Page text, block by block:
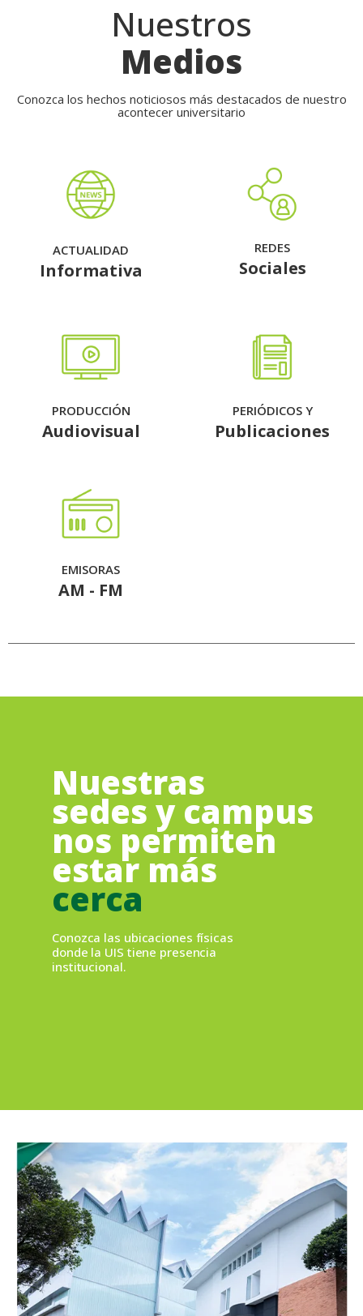
Nuestros
Medios
Conozca los hechos noticiosos más destacados de nuestro
acontecer universitario
ACTUALIDAD
Informativa
REDES
Sociales
PRODUCCIÓN
Audiovisual
PERIÓDICOS Y
Publicaciones
EMISORAS
AM - FM
Nuestras
sedes y campus
nos permiten
estar más
cerca
Conozca las ubicaciones físicas
donde la UIS tiene presencia
institucional.